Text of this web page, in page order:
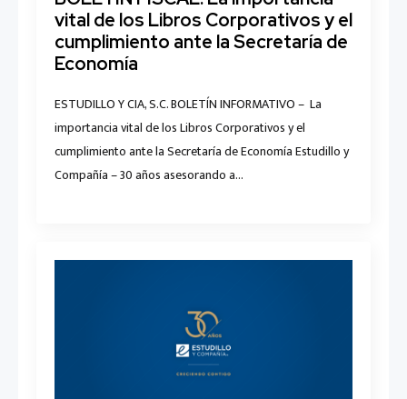
vital de los Libros Corporativos y el
cumplimiento ante la Secretaría de
Economía
ESTUDILLO Y CIA, S.C. BOLETÍN INFORMATIVO – La
importancia vital de los Libros Corporativos y el
cumplimiento ante la Secretaría de Economía Estudillo y
Compañía – 30 años asesorando a…